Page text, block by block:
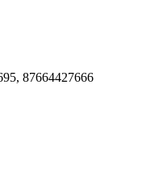
87664427666